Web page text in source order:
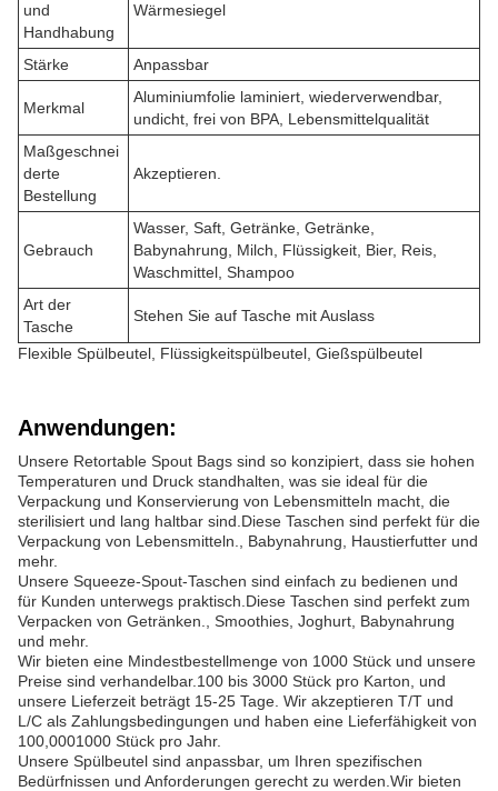
und
Handhabung
Wärmesiegel
Stärke Anpassbar
Merkmal
Aluminiumfolie laminiert, wiederverwendbar,
undicht, frei von BPA, Lebensmittelqualität
Maßgeschnei
derte
Bestellung
Akzeptieren.
Gebrauch
Wasser, Saft, Getränke, Getränke,
Babynahrung, Milch, Flüssigkeit, Bier, Reis,
Waschmittel, Shampoo
Art der
Tasche
Stehen Sie auf Tasche mit Auslass
Flexible Spülbeutel, Flüssigkeitspülbeutel, Gießspülbeutel
Anwendungen:
Unsere Retortable Spout Bags sind so konzipiert, dass sie hohen
Temperaturen und Druck standhalten, was sie ideal für die
Verpackung und Konservierung von Lebensmitteln macht, die
sterilisiert und lang haltbar sind.Diese Taschen sind perfekt für die
Verpackung von Lebensmitteln., Babynahrung, Haustierfutter und
mehr.
Unsere Squeeze-Spout-Taschen sind einfach zu bedienen und
für Kunden unterwegs praktisch.Diese Taschen sind perfekt zum
Verpacken von Getränken., Smoothies, Joghurt, Babynahrung
und mehr.
Wir bieten eine Mindestbestellmenge von 1000 Stück und unsere
Preise sind verhandelbar.100 bis 3000 Stück pro Karton, und
unsere Lieferzeit beträgt 15-25 Tage. Wir akzeptieren T/T und
L/C als Zahlungsbedingungen und haben eine Lieferfähigkeit von
100,0001000 Stück pro Jahr.
Unsere Spülbeutel sind anpassbar, um Ihren spezifischen
Bedürfnissen und Anforderungen gerecht zu werden.Wir bieten